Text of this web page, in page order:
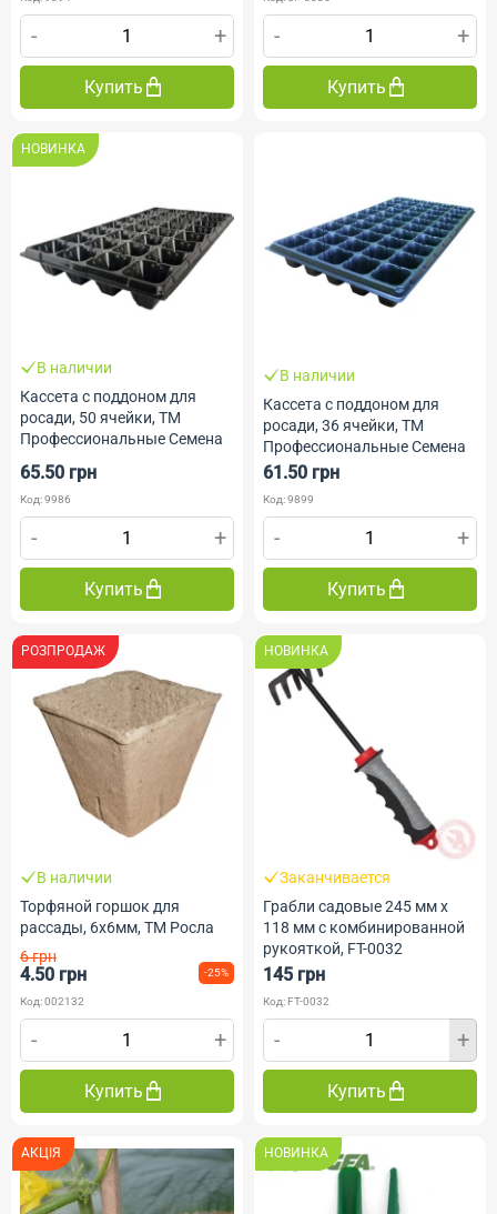
- +
Купить
- +
Купить
НОВИНКА
В наличии
Кассета с поддоном для
росади, 50 ячейки, ТМ
Профессиональные Семена
65.50 грн
Код: 9986
- +
Купить
В наличии
Кассета с поддоном для
росади, 36 ячейки, ТМ
Профессиональные Семена
61.50 грн
Код: 9899
- +
Купить
РОЗПРОДАЖ
В наличии
Торфяной горшок для
рассады, 6х6мм, ТМ Росла
6 грн
4.50 грн -25%
Код: 002132
- +
Купить
НОВИНКА
Заканчивается
Грабли садовые 245 мм x
118 мм с комбинированной
рукояткой, FT-0032
145 грн
Код: FT-0032
- +
Купить
АКЦІЯ НОВИНКА